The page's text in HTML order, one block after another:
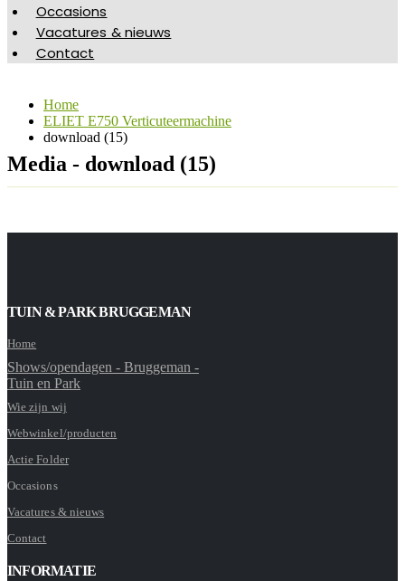
Occasions
Vacatures & nieuws
Contact
Home
ELIET E750 Verticuteermachine
download (15)
Media - download (15)
TUIN & PARK BRUGGEMAN
Home
Shows/opendagen - Bruggeman -
Tuin en Park
Wie zijn wij
Webwinkel/producten
Actie Folder
Occasions
Vacatures & nieuws
Contact
INFORMATIE